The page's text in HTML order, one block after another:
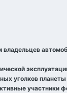
уголков
участники